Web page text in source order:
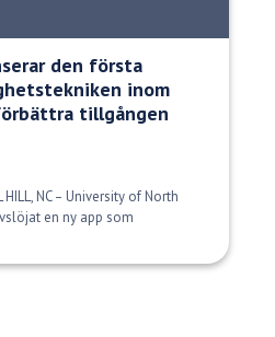
den första
inom
tillgången
HILL, NC – University of North
en ny app som